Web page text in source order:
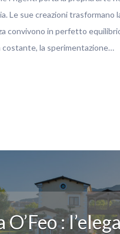
Le sue creazioni
convivono in perfetto
la sperimentazione…
O’Feo :